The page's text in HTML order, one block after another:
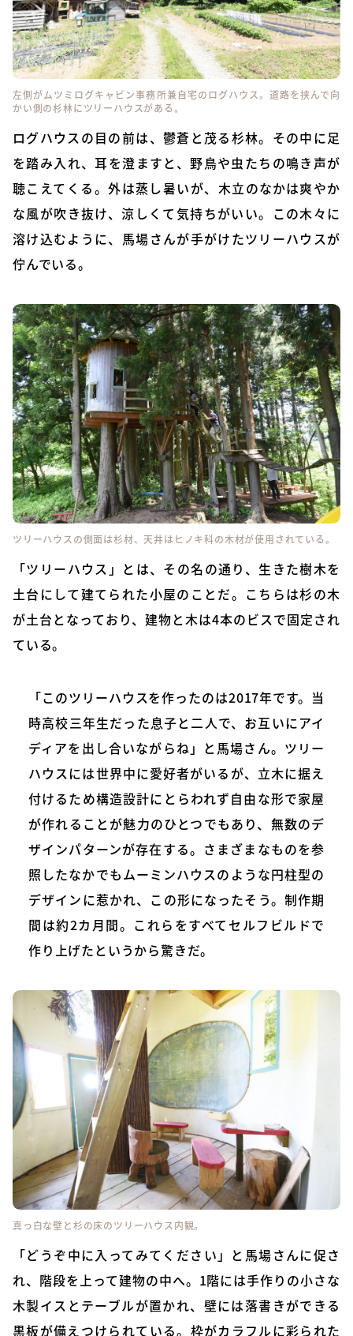
左側がムツミログキャビン事務所兼自宅のログハウス。道路を挟んで向
かい側の杉林にツリーハウスがある。
ログハウスの目の前は、鬱蒼と茂る杉林。その中に足
を踏み入れ、耳を澄ますと、野鳥や虫たちの鳴き声が
聴こえてくる。外は蒸し暑いが、木立のなかは爽やか
な風が吹き抜け、涼しくて気持ちがいい。この木々に
溶け込むように、馬場さんが手がけたツリーハウスが
佇んでいる。
ツリーハウスの側面は杉材、天井はヒノキ科の木材が使用されている。
「ツリーハウス」とは、その名の通り、生きた樹木を
土台にして建てられた小屋のことだ。こちらは杉の木
が土台となっており、建物と木は4本のビスで固定され
ている。
「このツリーハウスを作ったのは2017年です。当
時高校三年生だった息子と二人で、お互いにアイ
ディアを出し合いながらね」と馬場さん。ツリー
ハウスには世界中に愛好者がいるが、立木に据え
付けるため構造設計にとらわれず自由な形で家屋
が作れることが魅力のひとつでもあり、無数のデ
ザインパターンが存在する。さまざまなものを参
照したなかでもムーミンハウスのような円柱型の
デザインに惹かれ、この形になったそう。制作期
間は約2カ月間。これらをすべてセルフビルドで
作り上げたというから驚きだ。
真っ白な壁と杉の床のツリーハウス内観。
「どうぞ中に入ってみてください」と馬場さんに促さ
れ、階段を上って建物の中へ。1階には手作りの小さな
木製イスとテーブルが置かれ、壁には落書きができる
黒板が備えつけられている。枠がカラフルに彩られた